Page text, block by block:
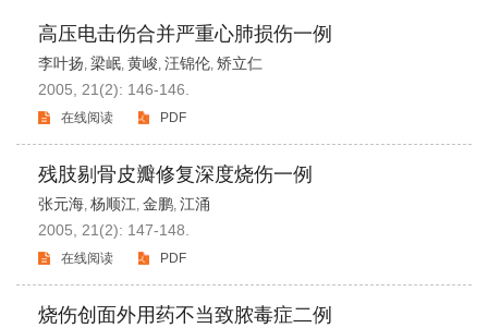
高压电击伤合并严重心肺损伤一例
李叶扬, 梁岷, 黄峻, 汪锦伦, 矫立仁
2005, 21(2): 146-146.
在线阅读 PDF
残肢剔骨皮瓣修复深度烧伤一例
张元海, 杨顺江, 金鹏, 江涌
2005, 21(2): 147-148.
在线阅读 PDF
烧伤创面外用药不当致脓毒症二例